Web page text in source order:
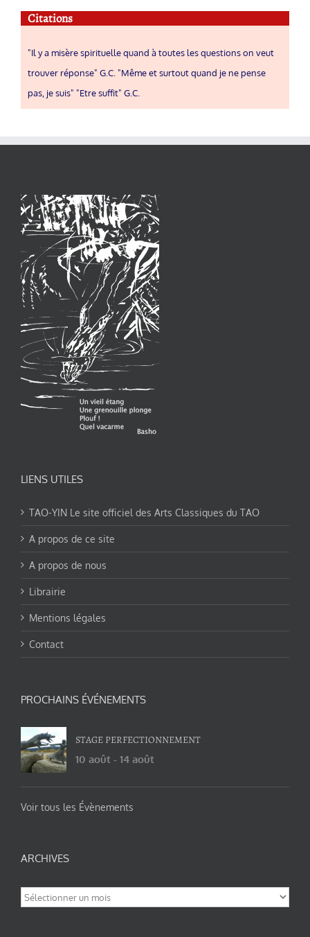
Citations
"Il y a misère spirituelle quand à toutes les questions on veut
trouver réponse" G.C. "Même et surtout quand je ne pense
pas, je suis" "Etre suffit" G.C.
LIENS UTILES
TAO-YIN Le site officiel des Arts Classiques du TAO
A propos de ce site
A propos de nous
Librairie
Mentions légales
Contact
PROCHAINS ÉVÉNEMENTS
STAGE PERFECTIONNEMENT
10 août - 14 août
Voir tous les Évènements
ARCHIVES
Archives